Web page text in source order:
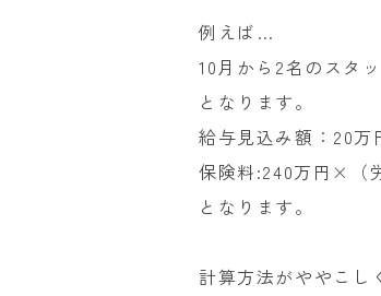
例えば…
10月から2名のスタ
となります。
給与見込み額：20
保険料:240万円×（
となります。
計算方法がややこし